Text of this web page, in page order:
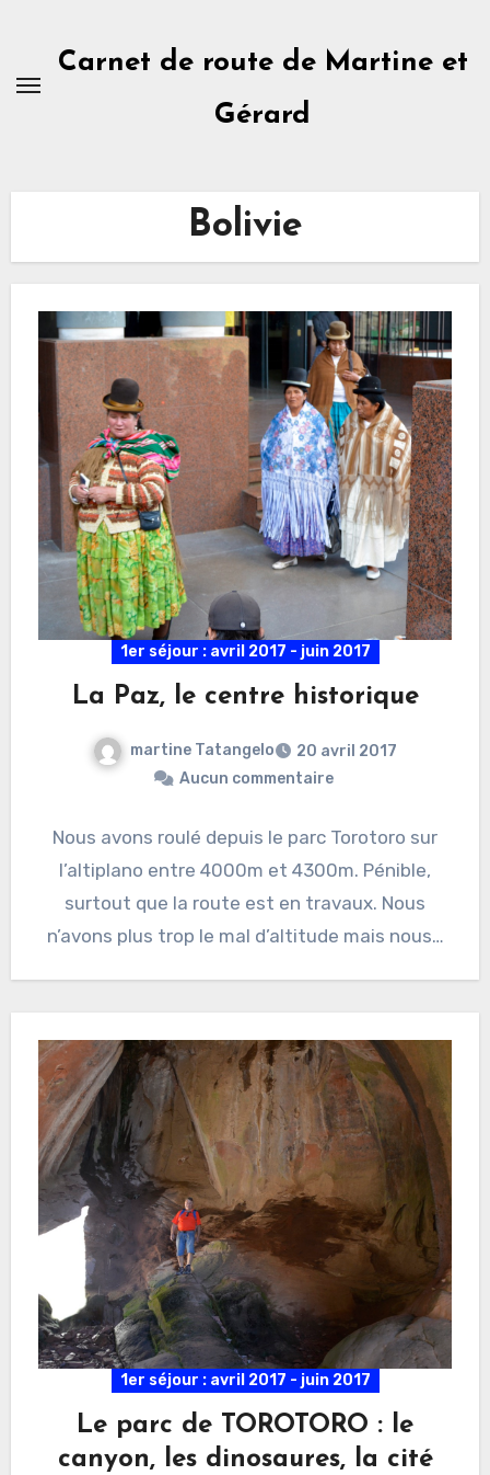
contentCarnet de route de Martine et
Gérard
Bolivie
1er séjour : avril 2017 - juin 2017
La Paz, le centre historique
martine Tatangelo
20 avril 2017
Aucun commentaire
Nous avons roulé depuis le parc Torotoro sur
l’altiplano entre 4000m et 4300m. Pénible,
surtout que la route est en travaux. Nous
n’avons plus trop le mal d’altitude mais nous…
1er séjour : avril 2017 - juin 2017
Le parc de TOROTORO : le
canyon, les dinosaures, la cité